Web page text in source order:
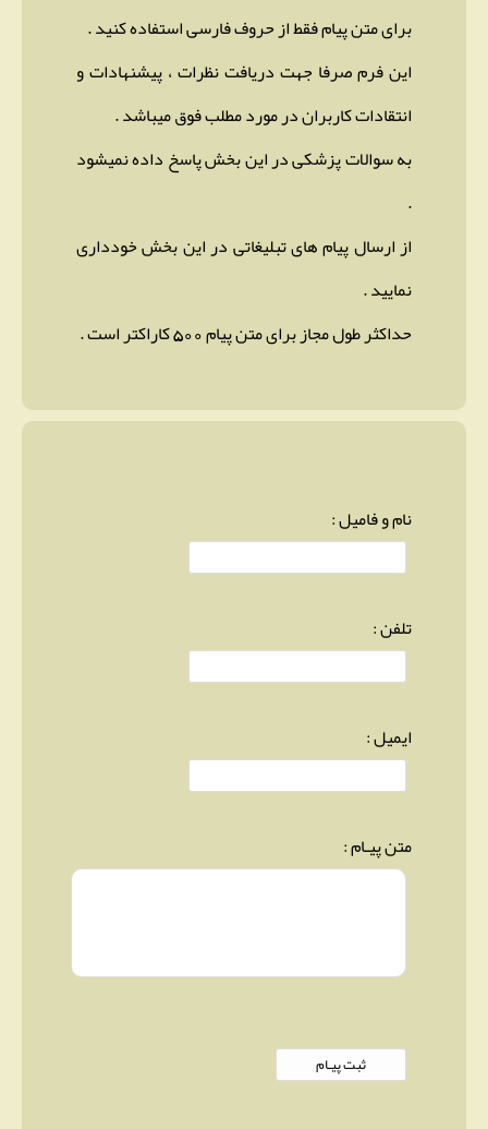
برای متن پیام فقط از حروف فارسی استفاده کنید .
این فرم صرفا جهت دریافت نظرات ، پیشنهادات و
انتقادات کاربران در مورد مطلب فوق میباشد .
به سوالات پزشکی در این بخش پاسخ داده نمیشود
.
از ارسال پیام های تبلیغاتی در این بخش خودداری
نمایید .
حداکثر طول مجاز برای متن پیام 500 کاراکتر است .
نام و فامیل :
تلفن :
ایمیل :
متن پیـام :